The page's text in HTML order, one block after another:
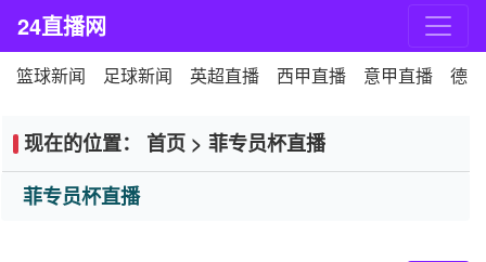
24直播网
篮球新闻 足球新闻 英超直播 西甲直播 意甲直播 德
现在的位置： 首页 > 菲专员杯直播
菲专员杯直播